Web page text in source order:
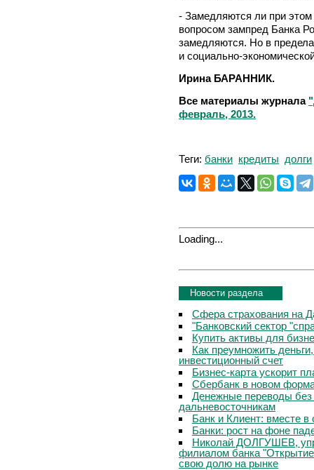
- Замедляются ли при этом
вопросом зампред Банка
замедляются. Но в
и социально-
Ирина БАРАННИК.
Все материалы журнала
февраль, 2013.
Теги: банки кредиты долги
Loading...
Новости раздела
Сфера страхования на
"Банковский сектор
Купить активы для
Как преумножить
инвестиционный счет
Бизнес-карта ускорит
Сбербанк в новом
Денежные переводы без
дальневосточникам
Банк и Клиент: вместе в
Банки: рост на фоне
Николай ДОЛГУШЕВ,
филиалом банка
свою долю на рынке